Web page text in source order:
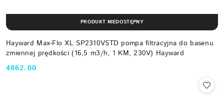
Hayward Max-Flo XL SP2310VSTD pompa filtracyjna do basenu
zmiennej prędkości (16,5 m3/h, 1 KM, 230V) Hayward
Cena:
4862.00
PRODUKT NIEDOSTĘPNY